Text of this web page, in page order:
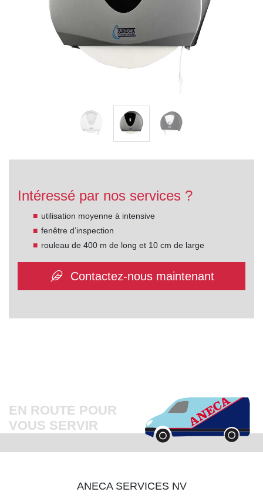
Intéressé par nos services ?
utilisation moyenne à intensive
fenêtre d’inspection
rouleau de 400 m de long et 10 cm de large
Contactez-nous maintenant
EN ROUTE POUR
VOUS SERVIR
ANECA SERVICES NV